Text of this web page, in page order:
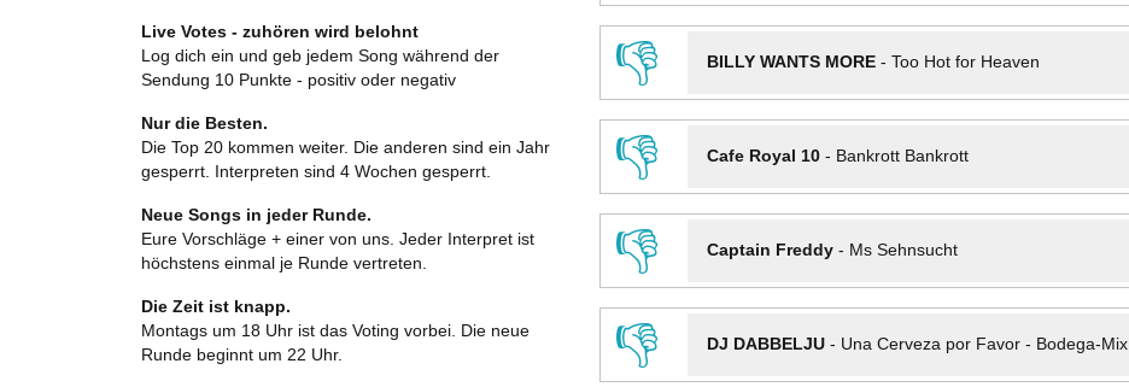
👎
BILLY WANTS MORE- Too Hot for Heaven
👎
Cafe Royal 10- Bankrott Bankrott
👎
Captain Freddy- Ms Sehnsucht
👎
DJ DABBELJU- Una Cerveza por Favor - Bodega-Mix
Live Votes - zuhören wird belohnt
Log dich ein und geb jedem Song während der
Sendung 10 Punkte - positiv oder negativ
Nur die Besten.
Die Top 20 kommen weiter. Die anderen sind ein Jahr
gesperrt. Interpreten sind 4 Wochen gesperrt.
Neue Songs in jeder Runde.
Eure Vorschläge + einer von uns. Jeder Interpret ist
höchstens einmal je Runde vertreten.
Die Zeit ist knapp.
Montags um 18 Uhr ist das Voting vorbei. Die neue
Runde beginnt um 22 Uhr.